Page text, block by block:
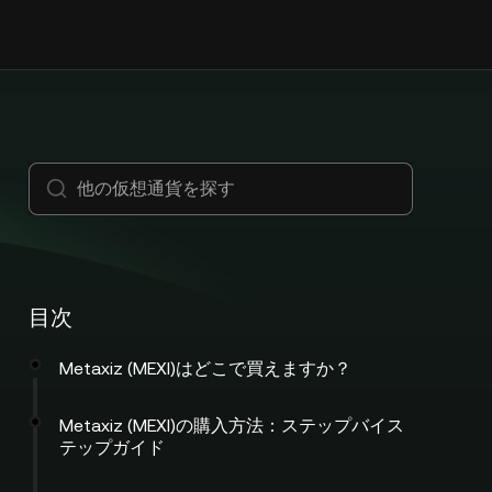
目次
Metaxiz (MEXI)はどこで買えますか？
Metaxiz (MEXI)の購入方法：ステップバイス
テップガイド